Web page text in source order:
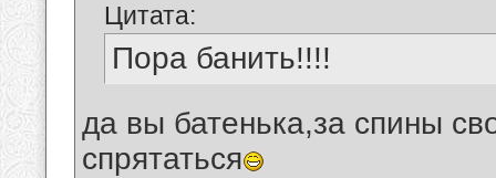
Цитата:
Пора банить!!!!
да вы батенька,за спины
спрятаться